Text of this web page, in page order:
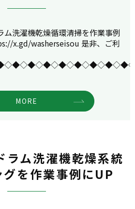
ム洗濯機乾燥循環清掃を作業事例
x.gd/washerseisou 是非、ご利
MORE
ラム洗濯機乾燥系統
を作業事例にUP